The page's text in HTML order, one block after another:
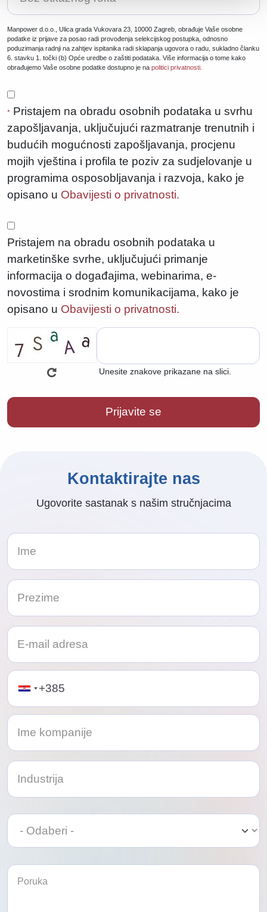
Manpower d.o.o., Ulica grada Vukovara 23, 10000 Zagreb, obrađuje Vaše osobne
podatke iz prijave za posao radi provođenja selekcijskog postupka, odnosno
poduzimanja radnji na zahtjev ispitanika radi sklapanja ugovora o radu, sukladno članku
6. stavku 1. točki (b) Opće uredbe o zaštiti podataka. Više informacija o tome kako
obrađujemo Vaše osobne podatke dostupno je na politici privatnosti.
* Pristajem na obradu osobnih podataka u svrhu
zapošljavanja, uključujući razmatranje trenutnih i
budućih mogućnosti zapošljavanja, procjenu
mojih vještina i profila te poziv za sudjelovanje u
programima osposobljavanja i razvoja, kako je
opisano u Obavijesti o privatnosti.
Pristajem na obradu osobnih podataka u
marketinške svrhe, uključujući primanje
informacija o događajima, webinarima, e-
novostima i srodnim komunikacijama, kako je
opisano u Obavijesti o privatnosti.
Unesite znakove prikazane na slici.
Kontaktirajte nas
Ugovorite sastanak s našim stručnjacima
Telephone
Odaberi
Odaberi